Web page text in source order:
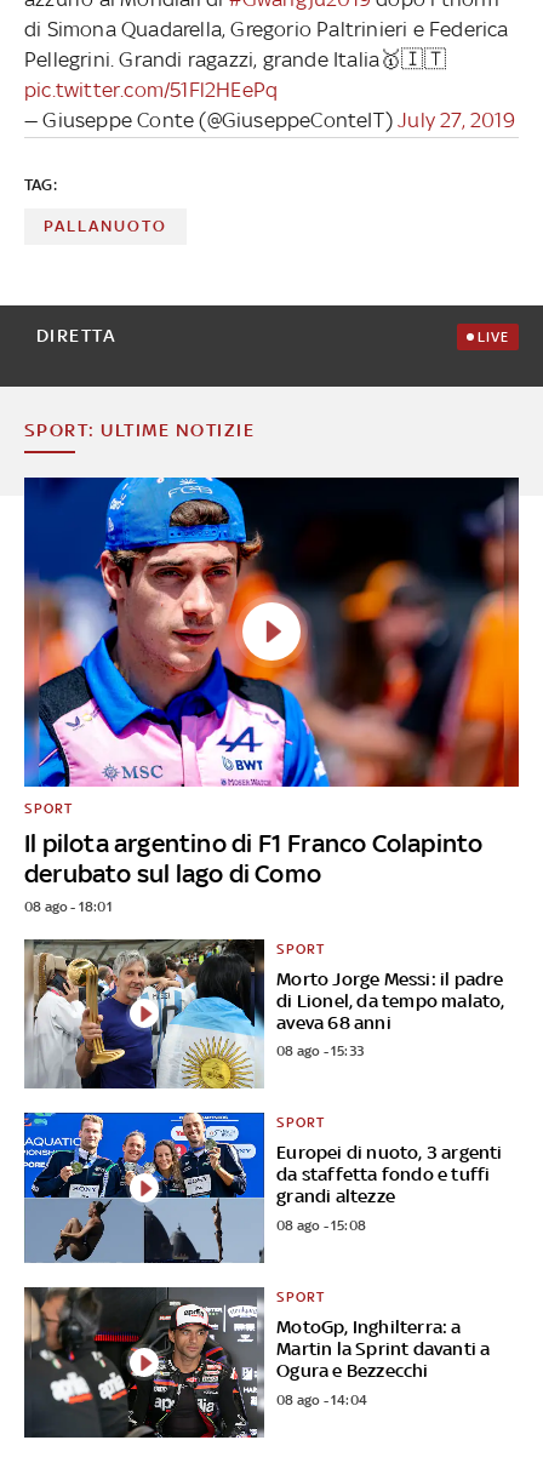
di Simona Quadarella, Gregorio Paltrinieri e Federica
Pellegrini. Grandi ragazzi, grande Italia🥇🇮🇹
pic.twitter.com/51Fl2HEePq
— Giuseppe Conte (@GiuseppeConteIT)July 27, 2019
TAG:
PALLANUOTO
DIRETTA LIVE
SPORT: ULTIME NOTIZIE
Il pilota argentino di F1 Franco Colapinto
derubato sul lago di Como
SPORT
08 ago - 18:01
Morto Jorge Messi: il padre
di Lionel, da tempo malato,
aveva 68 anni
SPORT
08 ago - 15:33
Europei di nuoto, 3 argenti
da staffetta fondo e tuffi
grandi altezze
SPORT
08 ago - 15:08
MotoGp, Inghilterra: a
Martin la Sprint davanti a
Ogura e Bezzecchi
SPORT
08 ago - 14:04